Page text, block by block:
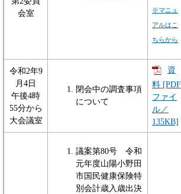
会室
※マニュ
アルはこ
ちらから
令和2年9
月4日
午後4時
55分から
大会議室
閉会中の調査事項
について
資
料 [PDF
ファイ
ル／
135KB]
議案第80号 令和
元年度山陽小野田
市国民健康保険特
別会計歳入歳出決